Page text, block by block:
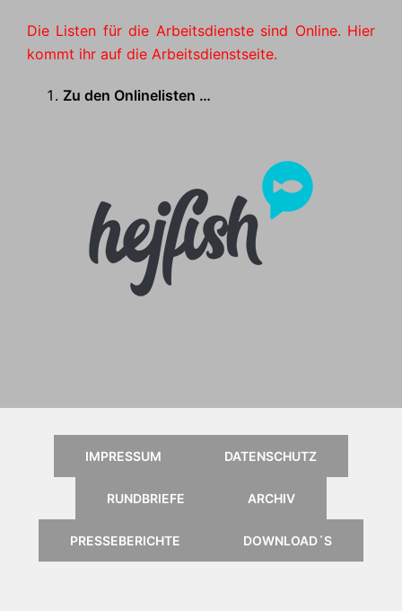
Die Listen für die Arbeitsdienste sind Online. Hier
kommt ihr auf die Arbeitsdienstseite.
Zu den Onlinelisten …
IMPRESSUM DATENSCHUTZ
RUNDBRIEFE ARCHIV
PRESSEBERICHTE DOWNLOAD´S